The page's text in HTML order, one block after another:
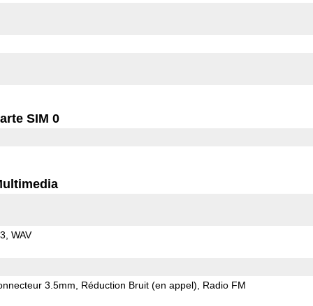
SIM 0
WAV
3.5mm Réduction Bruit (en appel) Radio FM